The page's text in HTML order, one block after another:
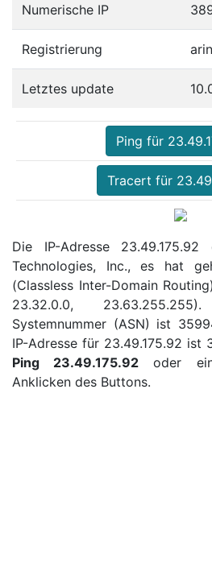
Numerische IP
Registrierung arin
Letztes update
Ping für
Tracert für
Die IP-Adresse
Technologies, Inc., es hat
(Classless Inter-Domain
23.32.0.0,
Systemnummer (ASN) ist
IP-Adresse für 23.49.175.92 ist
Ping 23.49.175.92 oder
Anklicken des Buttons.